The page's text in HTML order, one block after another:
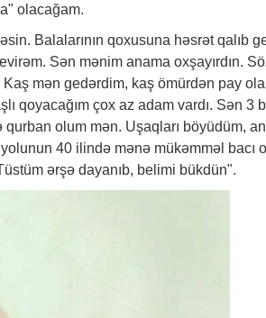
olacağam.
Balalarının qoxusuna həsrət qalıb
Sən mənim anama oxşayırdın.
mən gedərdim, kaş ömürdən pay
qoyacağım çox az adam vardı. Sən 3
olum mən. Uşaqları böyüdüm,
40 ilində mənə mükəmməl bacı
ərşə dayanıb, belimi bükdün".